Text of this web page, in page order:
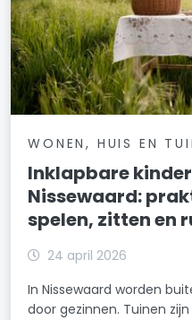
WONEN, HUIS EN
Inklapbare
Nissewaard:
spelen, zitten en
24 april 2026
In Nissewaard worden
door gezinnen. Tuinen